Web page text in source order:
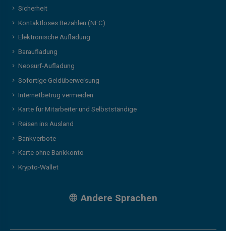
Sicherheit
Kontaktloses Bezahlen (NFC)
Elektronische Aufladung
Baraufladung
Neosurf-Aufladung
Sofortige Geldüberweisung
Internetbetrug vermeiden
Karte für Mitarbeiter und Selbstständige
Reisen ins Ausland
Bankverbote
Karte ohne Bankkonto
Krypto-Wallet
Andere Sprachen